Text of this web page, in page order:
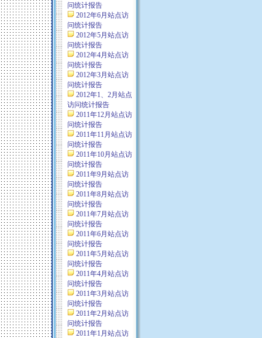
问统计报告
2012年6月站点访
问统计报告
2012年5月站点访
问统计报告
2012年4月站点访
问统计报告
2012年3月站点访
问统计报告
2012年1、2月站点
访问统计报告
2011年12月站点访
问统计报告
2011年11月站点访
问统计报告
2011年10月站点访
问统计报告
2011年9月站点访
问统计报告
2011年8月站点访
问统计报告
2011年7月站点访
问统计报告
2011年6月站点访
问统计报告
2011年5月站点访
问统计报告
2011年4月站点访
问统计报告
2011年3月站点访
问统计报告
2011年2月站点访
问统计报告
2011年1月站点访